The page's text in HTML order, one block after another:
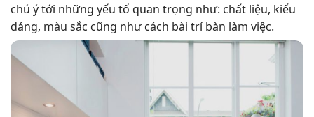
chú ý tới những yếu tố quan trọng như: chất liệu, kiểu
dáng, màu sắc cũng như cách bài trí bàn làm việc.